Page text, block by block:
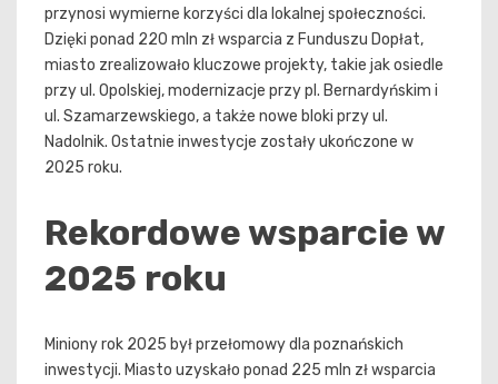
przynosi wymierne korzyści dla lokalnej społeczności.
Dzięki ponad 220 mln zł wsparcia z Funduszu Dopłat,
miasto zrealizowało kluczowe projekty, takie jak osiedle
przy ul. Opolskiej, modernizacje przy pl. Bernardyńskim i
ul. Szamarzewskiego, a także nowe bloki przy ul.
Nadolnik. Ostatnie inwestycje zostały ukończone w
2025 roku.
Rekordowe wsparcie w
2025 roku
Miniony rok 2025 był przełomowy dla poznańskich
inwestycji. Miasto uzyskało ponad 225 mln zł wsparcia